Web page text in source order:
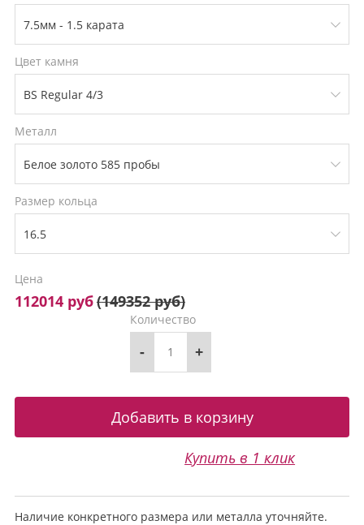
Цвет камня
Металл
Размер кольца
Цена
112014 руб(149352 руб)
Количество
- +
Купить в 1 клик
Наличие конкретного размера или металла уточняйте.